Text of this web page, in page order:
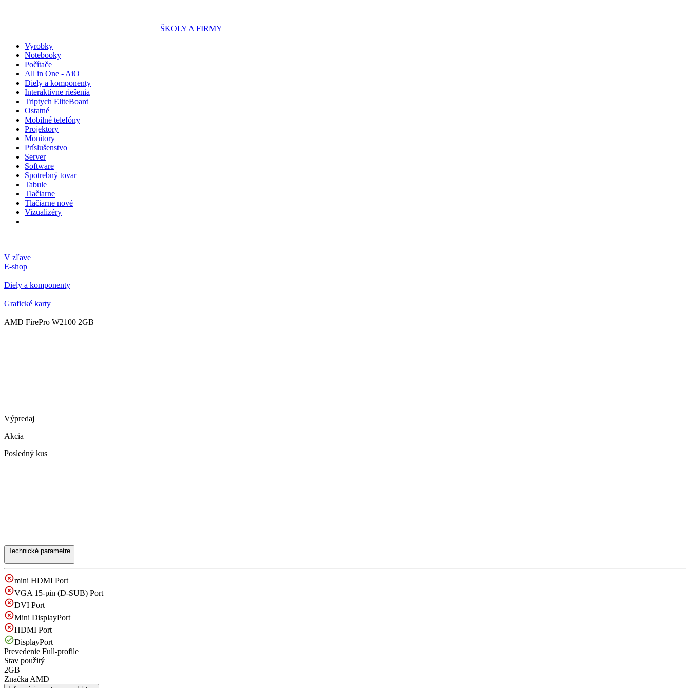
ŠKOLY A FIRMY
Vyrobky
Notebooky
Počítače
All in One - AiO
Diely a komponenty
Interaktívne riešenia
Triptych EliteBoard
Ostatné
Mobilné telefóny
Projektory
Monitory
Príslušenstvo
Server
Software
Spotrebný tovar
Tabule
Tlačiarne
Tlačiarne nové
Vizualizéry
V zľave
E-shop
Diely a komponenty
Grafické karty
AMD FirePro W2100 2GB
Výpredaj
Akcia
Posledný kus
Technické parametre
mini HDMI Port
VGA 15-pin (D-SUB) Port
DVI Port
Mini DisplayPort
HDMI Port
DisplayPort
Prevedenie Full-profile
Stav použitý
2GB
Značka AMD